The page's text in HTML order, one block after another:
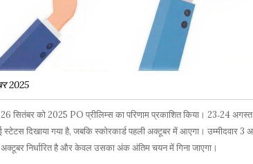
2025
सितंबर को 2025 PO प्रीलिम्स का परिणाम प्रकाशित किया। 23‑24
स्टेटस दिखाया गया है, जबकि स्कोरकार्ड पहली अक्टूबर में आएगा।
अक्टूबर निर्धारित है और केवल उसका अंक अंतिम चयन में गिना जाएगा।